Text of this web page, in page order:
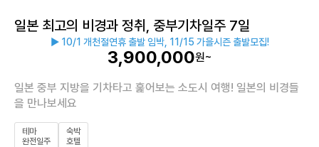
일본 최고의 비경과 정취, 중부기차일주 7일
▶ 10/1 개천절연휴 출발 임박, 11/15 가을시즌 출발모집!
3,900,000원~
일본 중부 지방을 기차타고 훑어보는 소도시 여행! 일본의 비경들
을 만나보세요
테마
완전일주
숙박
호텔